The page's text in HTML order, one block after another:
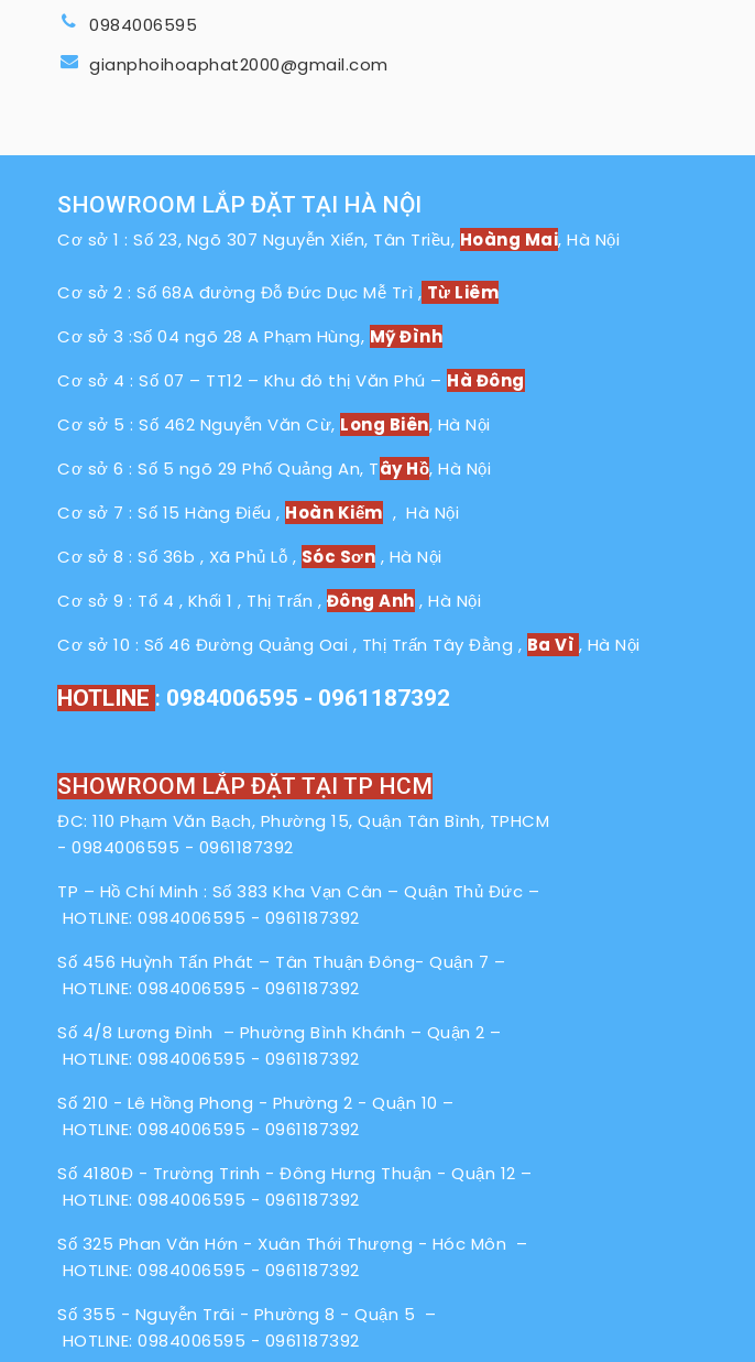
0984006595
gianphoihoaphat2000@gmail.com
SHOWROOM LẮP ĐẶT TẠI HÀ NỘI
Cơ sở 1 : Số 23, Ngõ 307 Nguyễn Xiển, Tân Triều, Hoàng Mai, Hà Nội
Cơ sở 2 : Số 68A đường Đỗ Đức Dục Mễ Trì , Từ Liêm
Cơ sở 3 :Số 04 ngõ 28 A Phạm Hùng, Mỹ Đình
Cơ sở 4 : Số 07 – TT12 – Khu đô thị Văn Phú – Hà Đông
Cơ sở 5 : Số 462 Nguyễn Văn Cừ, Long Biên, Hà Nội
Cơ sở 6 : Số 5 ngõ 29 Phố Quảng An, Tây Hồ, Hà Nội
Cơ sở 7 : Số 15 Hàng Điếu , Hoàn Kiếm , Hà Nội
Cơ sở 8 : Số 36b , Xã Phủ Lỗ , Sóc Sơn , Hà Nội
Cơ sở 9 : Tổ 4 , Khối 1 , Thị Trấn , Đông Anh , Hà Nội
Cơ sở 10 : Số 46 Đường Quảng Oai , Thị Trấn Tây Đằng , Ba Vì , Hà Nội
HOTLINE : 0984006595 - 0961187392
SHOWROOM LẮP ĐẶT TẠI TP HCM
ĐC: 110 Phạm Văn Bạch, Phường 15, Quận Tân Bình, TPHCM
- 0984006595 - 0961187392
TP – Hồ Chí Minh : Số 383 Kha Vạn Cân – Quận Thủ Đức –
HOTLINE: 0984006595 - 0961187392
Số 456 Huỳnh Tấn Phát – Tân Thuận Đông- Quận 7 –
HOTLINE: 0984006595 - 0961187392
Số 4/8 Lương Đình – Phường Bình Khánh – Quận 2 –
HOTLINE: 0984006595 - 0961187392
Số 210 - Lê Hồng Phong - Phường 2 - Quận 10 –
HOTLINE: 0984006595 - 0961187392
Số 4180Đ - Trường Trinh - Đông Hưng Thuận - Quận 12 –
HOTLINE: 0984006595 - 0961187392
Số 325 Phan Văn Hớn - Xuân Thới Thượng - Hóc Môn –
HOTLINE: 0984006595 - 0961187392
Số 355 - Nguyễn Trãi - Phường 8 - Quận 5 –
HOTLINE: 0984006595 - 0961187392